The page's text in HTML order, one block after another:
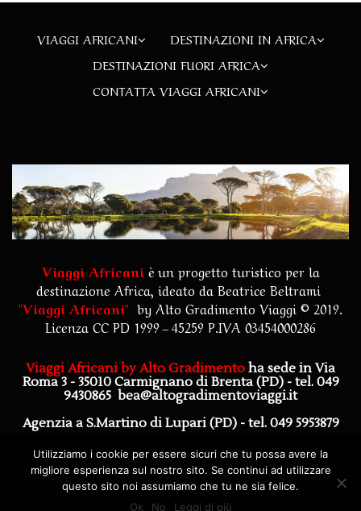
VIAGGI AFRICANI
DESTINAZIONI IN AFRICA
DESTINAZIONI FUORI AFRICA
CONTATTA VIAGGI AFRICANI
Viaggi Africani è un progetto turistico per la
destinazione Africa, ideato da Beatrice Beltrami
"Viaggi Africani" by Alto Gradimento Viaggi © 2019.
Licenza CC PD 1999 – 45259 P.IVA 03454000286
Viaggi Africani by Alto Gradimento ha sede in Via
Roma 3 - 35010 Carmignano di Brenta (PD) - tel. 049
9430865 bea@altogradimentoviaggi.it
Agenzia a S.Martino di Lupari (PD) - tel. 049 5953879
Agenzia a Piazzola sul Brenta (PD) - tel. 0492272628
Utilizziamo i cookie per essere sicuri che tu possa avere la
migliore esperienza sul nostro sito. Se continui ad utilizzare
questo sito noi assumiamo che tu ne sia felice.
Ok
No Leggi di più